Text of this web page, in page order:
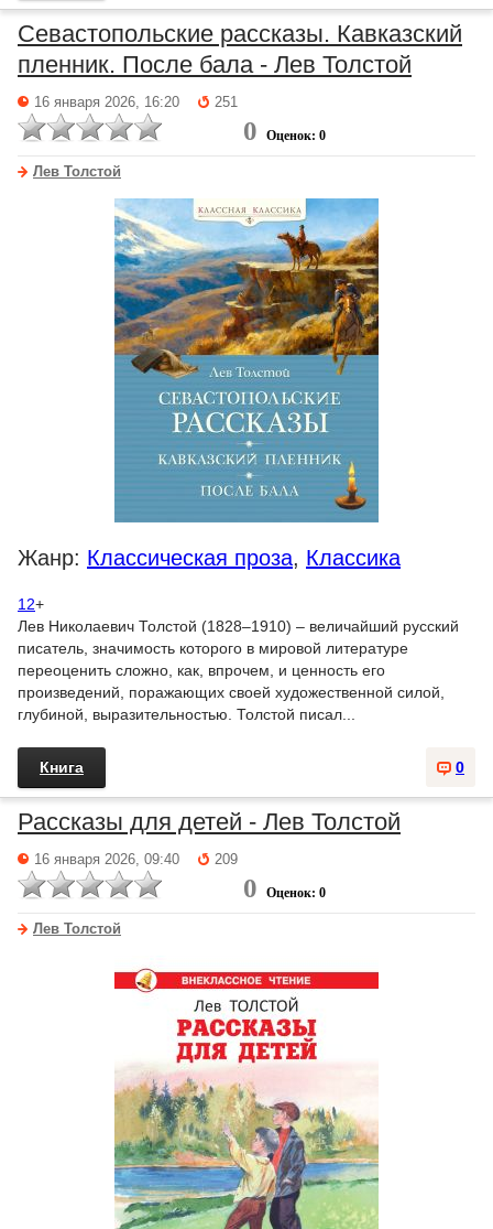
Севастопольские рассказы. Кавказский
пленник. После бала - Лев Толстой
16 января 2026, 16:20 251
0 Оценок: 0
Лев Толстой
Жанр: Классическая проза, Классика
12+
Лев Николаевич Толстой (1828–1910) – величайший русский
писатель, значимость которого в мировой литературе
переоценить сложно, как, впрочем, и ценность его
произведений, поражающих своей художественной силой,
глубиной, выразительностью. Толстой писал...
0
Книга
Рассказы для детей - Лев Толстой
16 января 2026, 09:40 209
0 Оценок: 0
Лев Толстой